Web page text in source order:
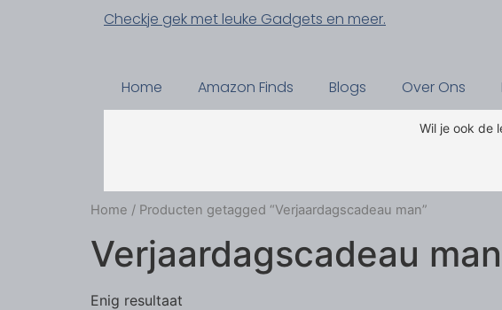
Checkje gek met leuke Gadgets en meer.
Home Amazon Finds Blogs Over Ons
Wil je ook de
Home / Producten getagged “Verjaardagscadeau man”
Verjaardagscadeau man
Enig resultaat